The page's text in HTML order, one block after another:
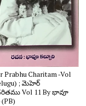
Prabhu Charitam -Vol
; మెహెర్
Vol 11 By భావూ
(PB)